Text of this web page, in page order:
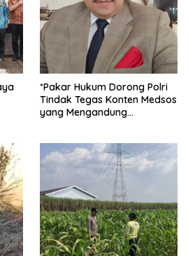
*Pakar Hukum Dorong Polri
Tindak Tegas Konten Medsos
yang Mengandung